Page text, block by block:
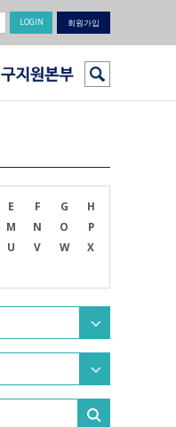
회원가입
E F G
H
M N O
P
U V W
X